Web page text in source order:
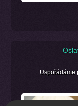
Uspořádáme